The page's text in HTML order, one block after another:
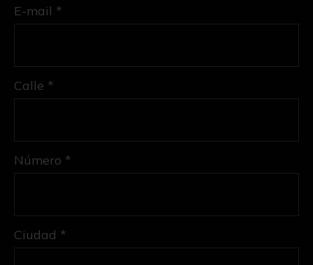
E-mail *
Calle *
Número *
Ciudad *